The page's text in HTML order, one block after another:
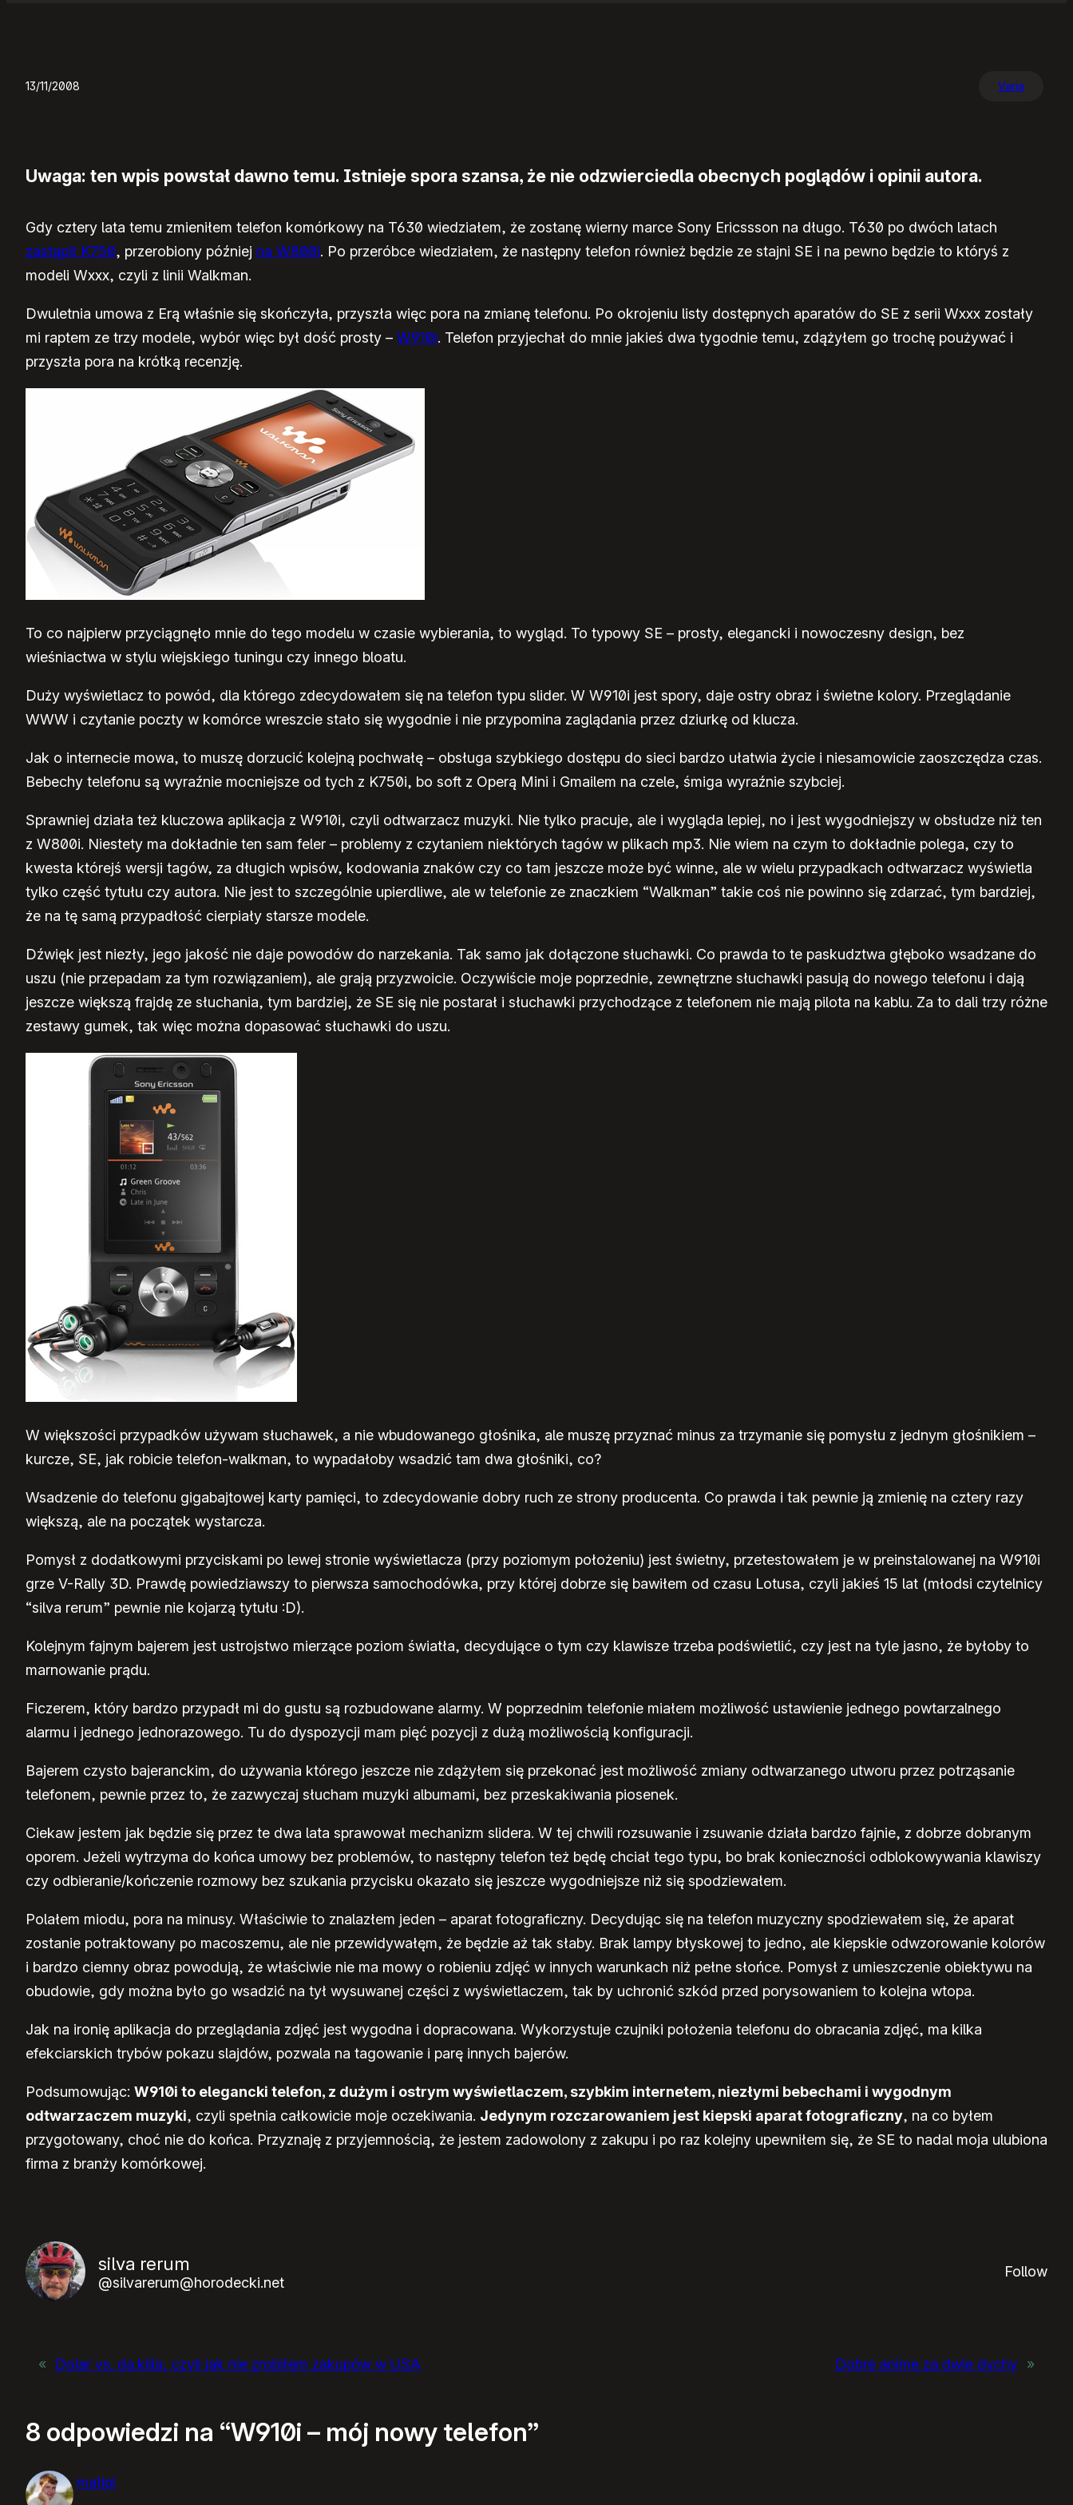
13/11/2008 Varia
Uwaga: ten wpis powstał dawno temu. Istnieje spora szansa, że nie odzwierciedla obecnych poglądów i opinii autora.
Gdy cztery lata temu zmieniłem telefon komórkowy na T630 wiedziałem, że zostanę wierny marce Sony Ericssson na długo. T630 po dwóch latach
zastąpił K750, przerobiony później na W800i. Po przeróbce wiedziałem, że następny telefon również będzie ze stajni SE i na pewno będzie to któryś z
modeli Wxxx, czyli z linii Walkman.
Dwuletnia umowa z Erą właśnie się skończyła, przyszła więc pora na zmianę telefonu. Po okrojeniu listy dostępnych aparatów do SE z serii Wxxx zostały
mi raptem ze trzy modele, wybór więc był dość prosty – W910i. Telefon przyjechał do mnie jakieś dwa tygodnie temu, zdążyłem go trochę poużywać i
przyszła pora na krótką recenzję.
To co najpierw przyciągnęło mnie do tego modelu w czasie wybierania, to wygląd. To typowy SE – prosty, elegancki i nowoczesny design, bez
wieśniactwa w stylu wiejskiego tuningu czy innego bloatu.
Duży wyświetlacz to powód, dla którego zdecydowałem się na telefon typu slider. W W910i jest spory, daje ostry obraz i świetne kolory. Przeglądanie
WWW i czytanie poczty w komórce wreszcie stało się wygodnie i nie przypomina zaglądania przez dziurkę od klucza.
Jak o internecie mowa, to muszę dorzucić kolejną pochwałę – obsługa szybkiego dostępu do sieci bardzo ułatwia życie i niesamowicie zaoszczędza czas.
Bebechy telefonu są wyraźnie mocniejsze od tych z K750i, bo soft z Operą Mini i Gmailem na czele, śmiga wyraźnie szybciej.
Sprawniej działa też kluczowa aplikacja z W910i, czyli odtwarzacz muzyki. Nie tylko pracuje, ale i wygląda lepiej, no i jest wygodniejszy w obsłudze niż ten
z W800i. Niestety ma dokładnie ten sam feler – problemy z czytaniem niektórych tagów w plikach mp3. Nie wiem na czym to dokładnie polega, czy to
kwesta którejś wersji tagów, za długich wpisów, kodowania znaków czy co tam jeszcze może być winne, ale w wielu przypadkach odtwarzacz wyświetla
tylko część tytułu czy autora. Nie jest to szczególnie upierdliwe, ale w telefonie ze znaczkiem “Walkman” takie coś nie powinno się zdarzać, tym bardziej,
że na tę samą przypadłość cierpiały starsze modele.
Dźwięk jest niezły, jego jakość nie daje powodów do narzekania. Tak samo jak dołączone słuchawki. Co prawda to te paskudztwa głęboko wsadzane do
uszu (nie przepadam za tym rozwiązaniem), ale grają przyzwoicie. Oczywiście moje poprzednie, zewnętrzne słuchawki pasują do nowego telefonu i dają
jeszcze większą frajdę ze słuchania, tym bardziej, że SE się nie postarał i słuchawki przychodzące z telefonem nie mają pilota na kablu. Za to dali trzy różne
zestawy gumek, tak więc można dopasować słuchawki do uszu.
W większości przypadków używam słuchawek, a nie wbudowanego głośnika, ale muszę przyznać minus za trzymanie się pomysłu z jednym głośnikiem –
kurcze, SE, jak robicie telefon-walkman, to wypadałoby wsadzić tam dwa głośniki, co?
Wsadzenie do telefonu gigabajtowej karty pamięci, to zdecydowanie dobry ruch ze strony producenta. Co prawda i tak pewnie ją zmienię na cztery razy
większą, ale na początek wystarcza.
Pomysł z dodatkowymi przyciskami po lewej stronie wyświetlacza (przy poziomym położeniu) jest świetny, przetestowałem je w preinstalowanej na W910i
grze V-Rally 3D. Prawdę powiedziawszy to pierwsza samochodówka, przy której dobrze się bawiłem od czasu Lotusa, czyli jakieś 15 lat (młodsi czytelnicy
“silva rerum” pewnie nie kojarzą tytułu :D).
Kolejnym fajnym bajerem jest ustrojstwo mierzące poziom światła, decydujące o tym czy klawisze trzeba podświetlić, czy jest na tyle jasno, że byłoby to
marnowanie prądu.
Ficzerem, który bardzo przypadł mi do gustu są rozbudowane alarmy. W poprzednim telefonie miałem możliwość ustawienie jednego powtarzalnego
alarmu i jednego jednorazowego. Tu do dyspozycji mam pięć pozycji z dużą możliwością konfiguracji.
Bajerem czysto bajeranckim, do używania którego jeszcze nie zdążyłem się przekonać jest możliwość zmiany odtwarzanego utworu przez potrząsanie
telefonem, pewnie przez to, że zazwyczaj słucham muzyki albumami, bez przeskakiwania piosenek.
Ciekaw jestem jak będzie się przez te dwa lata sprawował mechanizm slidera. W tej chwili rozsuwanie i zsuwanie działa bardzo fajnie, z dobrze dobranym
oporem. Jeżeli wytrzyma do końca umowy bez problemów, to następny telefon też będę chciał tego typu, bo brak konieczności odblokowywania klawiszy
czy odbieranie/kończenie rozmowy bez szukania przycisku okazało się jeszcze wygodniejsze niż się spodziewałem.
Polałem miodu, pora na minusy. Właściwie to znalazłem jeden – aparat fotograficzny. Decydując się na telefon muzyczny spodziewałem się, że aparat
zostanie potraktowany po macoszemu, ale nie przewidywałęm, że będzie aż tak słaby. Brak lampy błyskowej to jedno, ale kiepskie odwzorowanie kolorów
i bardzo ciemny obraz powodują, że właściwie nie ma mowy o robieniu zdjęć w innych warunkach niż pełne słońce. Pomysł z umieszczenie obiektywu na
obudowie, gdy można było go wsadzić na tył wysuwanej części z wyświetlaczem, tak by uchronić szkód przed porysowaniem to kolejna wtopa.
Jak na ironię aplikacja do przeglądania zdjęć jest wygodna i dopracowana. Wykorzystuje czujniki położenia telefonu do obracania zdjęć, ma kilka
efekciarskich trybów pokazu slajdów, pozwala na tagowanie i parę innych bajerów.
Podsumowując: W910i to elegancki telefon, z dużym i ostrym wyświetlaczem, szybkim internetem, niezłymi bebechami i wygodnym
odtwarzaczem muzyki, czyli spełnia całkowicie moje oczekiwania. Jedynym rozczarowaniem jest kiepski aparat fotograficzny, na co byłem
przygotowany, choć nie do końca. Przyznaję z przyjemnością, że jestem zadowolony z zakupu i po raz kolejny upewniłem się, że SE to nadal moja ulubiona
firma z branży komórkowej.
silva rerum
@silvarerum@horodecki.net
Follow
« Dolar vs. da.killa, czyli jak nie zrobiłem zakupów w USA Dobre anime za dwie dychy »
8 odpowiedzi na “W910i – mój nowy telefon”
matipl